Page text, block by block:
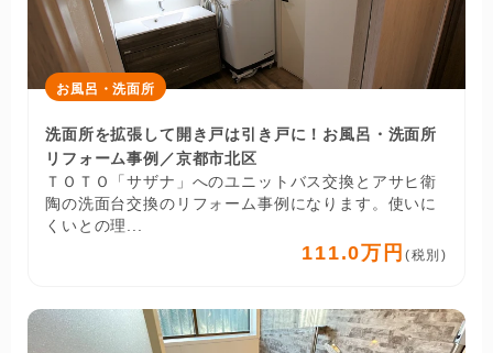
お風呂・洗面所
洗面所を拡張して開き戸は引き戸に！お風呂・洗面所
リフォーム事例／京都市北区
ＴＯＴＯ「サザナ」へのユニットバス交換とアサヒ衛
陶の洗面台交換のリフォーム事例になります。使いに
くいとの理...
111.0万円 (税別)